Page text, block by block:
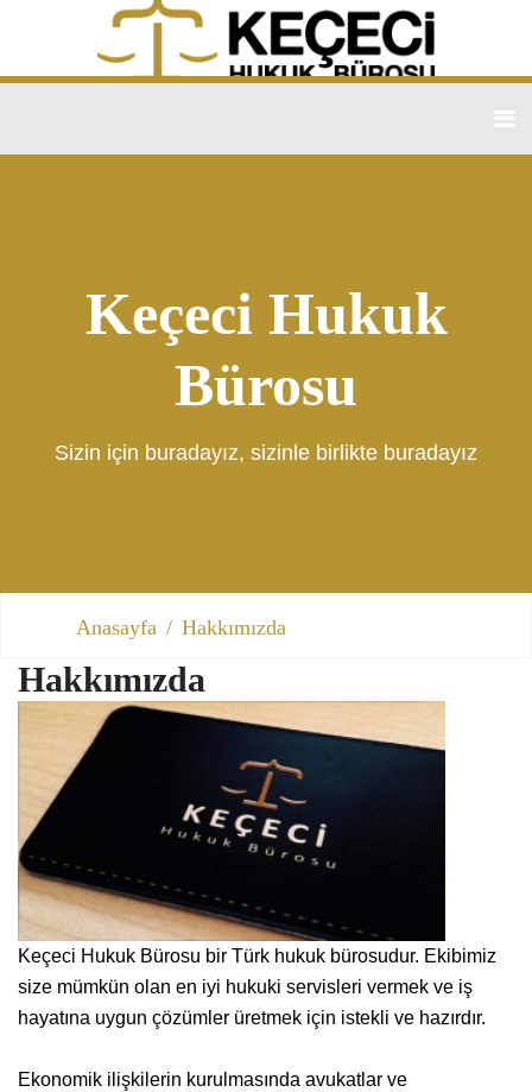
Keçeci Hukuk
Bürosu
Sizin için buradayız, sizinle birlikte buradayız
Anasayfa Hakkımızda
Hakkımızda
Keçeci Hukuk Bürosu bir Türk hukuk bürosudur. Ekibimiz
size mümkün olan en iyi hukuki servisleri vermek ve iş
hayatına uygun çözümler üretmek için istekli ve hazırdır.
Ekonomik ilişkilerin kurulmasında avukatlar ve